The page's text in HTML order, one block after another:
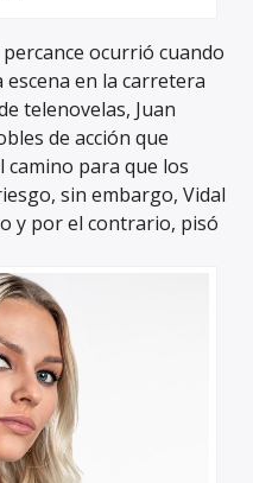
ocurrió cuando
en la carretera
telenovelas, Juan
de acción que
para que los
sin embargo, Vidal
y por el contrario, pisó